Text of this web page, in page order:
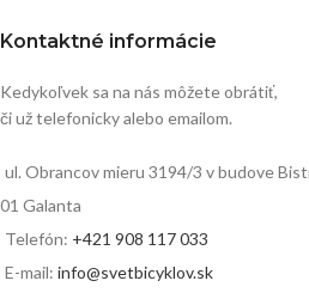
Kontaktné informácie
Kedykoľvek sa na nás môžete obrátiť,
či už telefonicky alebo emailom.
ul. Obrancov mieru 3194/3 v budove
01 Galanta
Telefón: +421 908 117 033
E-mail: info@svetbicyklov.sk